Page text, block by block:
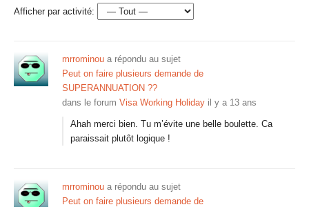
Afficher par activité:
mrrominou a répondu au sujet
Peut on faire plusieurs demande de
SUPERANNUATION ??
dans le forum Visa Working Holiday il y a 13 ans
Ahah merci bien. Tu m’évite une belle boulette. Ca
paraissait plutôt logique !
mrrominou a répondu au sujet
Peut on faire plusieurs demande de